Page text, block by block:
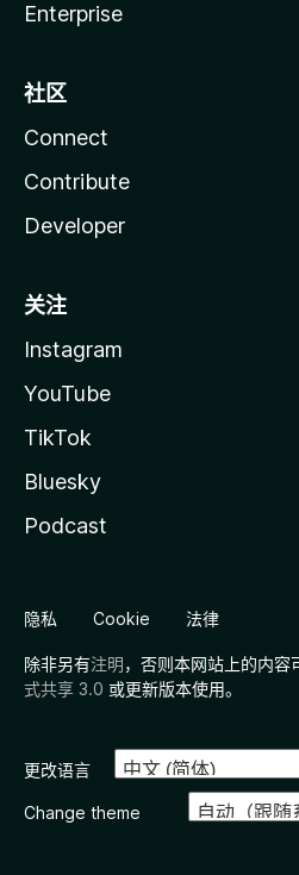
Enterprise
社区
Connect
Contribute
Developer
关注
Instagram
YouTube
TikTok
Bluesky
Podcast
隐私 Cookie 法律
除非另有注明，否则本网站上的内容
式共享 3.0 或更新版本使用。
更改语言
Change theme